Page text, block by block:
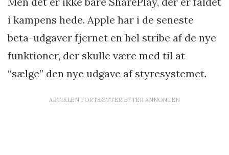
i kampens hede. Apple har i de seneste
beta-udgaver fjernet en hel stribe af de nye
funktioner, der skulle være med til at
“sælge” den nye udgave af styresystemet.
ARTIKLEN FORTSÆTTER EFTER ANNONCEN